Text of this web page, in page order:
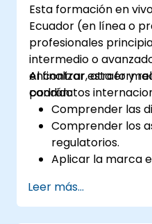
Esta formación en
Ecuador (en línea o
profesionales
intermedio o
encontrar, atraer y
candidatos
Al finalizar esta
podrán:
Comprender las
Comprender los
regulatorios.
Aplicar la marca
talento y
Leer más...